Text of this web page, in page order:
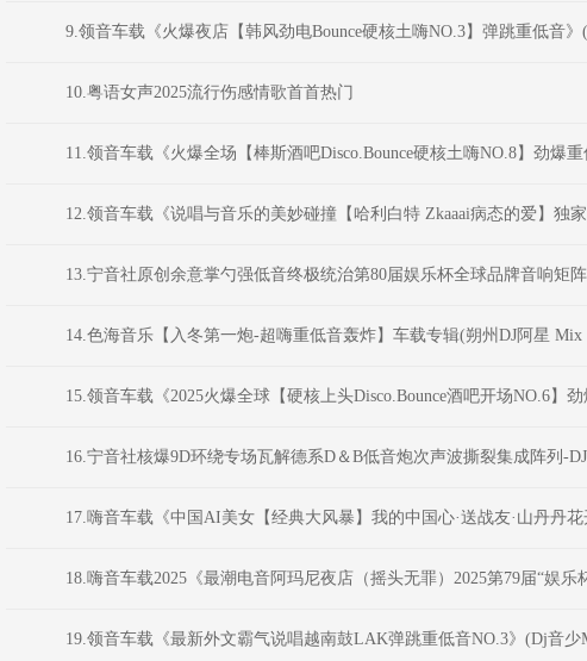
9.领音车载《火爆夜店【韩风劲电Bounce硬核土嗨NO.3】弹跳重低音
10.粤语女声2025流行伤感情歌首首热门
11.领音车载《火爆全场【棒斯酒吧Disco.Bounce硬核土嗨NO.8】劲爆
12.领音车载《说唱与音乐的美妙碰撞【哈利白特 Zkaaai病态的爱】独
13.宁音社原创余意掌勺强低音终极统治第80届娱乐杯全球品牌音响矩
14.色海音乐【入冬第一炮-超嗨重低音轰炸】车载专辑(朔州DJ阿星 Mix
15.领音车载《2025火爆全球【硬核上头Disco.Bounce酒吧开场NO.6】
16.宁音社核爆9D环绕专场瓦解德系D＆B低音炮次声波撕裂集成阵列-
17.嗨音车载《中国AI美女【经典大风暴】我的中国心·送战友·山丹丹
18.嗨音车载2025《最潮电音阿玛尼夜店（摇头无罪）2025第79届“娱乐
19.领音车载《最新外文霸气说唱越南鼓LAK弹跳重低音NO.3》(Dj音少